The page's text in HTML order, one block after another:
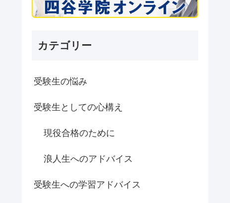
カテゴリー
受験生の悩み
受験生としての心構え
現役合格のために
浪人生へのアドバイス
受験生への学習アドバイス